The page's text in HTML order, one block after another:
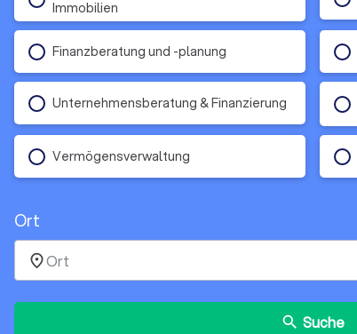
Immobilien
Finanzberatung und -planung
Unternehmensberatung & Finanzierung
Vermögensverwaltung
Ort
place
search Suche